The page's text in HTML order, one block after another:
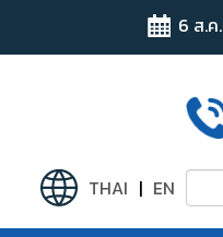
6 ส.ค
THAI | EN